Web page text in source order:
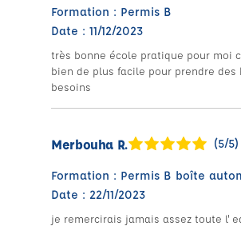
Formation : Permis B
Date : 11/12/2023
très bonne école pratique pour moi
bien de plus facile pour prendre
besoins
Merbouha R. (5/5)
Formation : Permis B boîte
Date : 22/11/2023
je remercirais jamais assez toute l'